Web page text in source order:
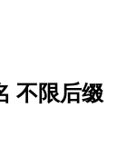
不限后缀